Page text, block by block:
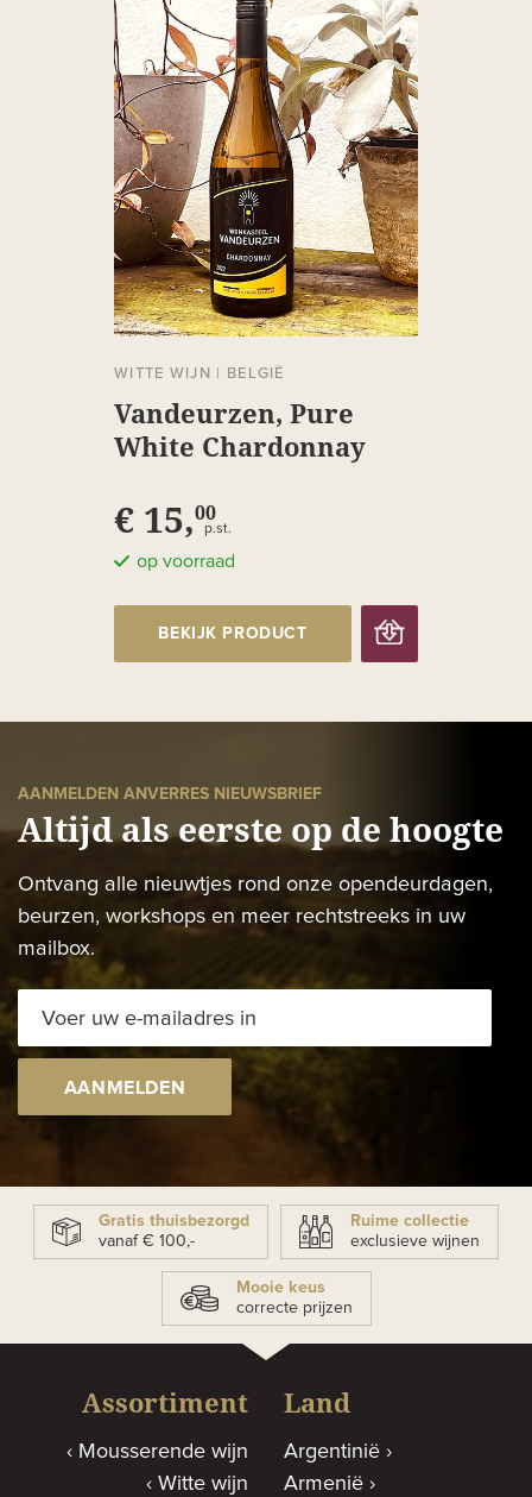
WITTE WIJN | BELGIË
Vandeurzen, Pure
White Chardonnay
€ 15,00
p.st.
op voorraad
BEKIJK PRODUCT
AANMELDEN ANVERRES NIEUWSBRIEF
Altijd als eerste op de hoogte
Ontvang alle nieuwtjes rond onze opendeurdagen,
beurzen, workshops en meer rechtstreeks in uw
mailbox.
AANMELDEN
Gratis thuisbezorgd
vanaf € 100,-
Ruime collectie
exclusieve wijnen
Mooie keus
correcte prijzen
Assortiment
Mousserende wijn
Witte wijn
Land
Argentinië
Armenië